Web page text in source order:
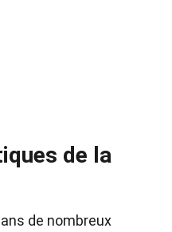
de la
de nombreux